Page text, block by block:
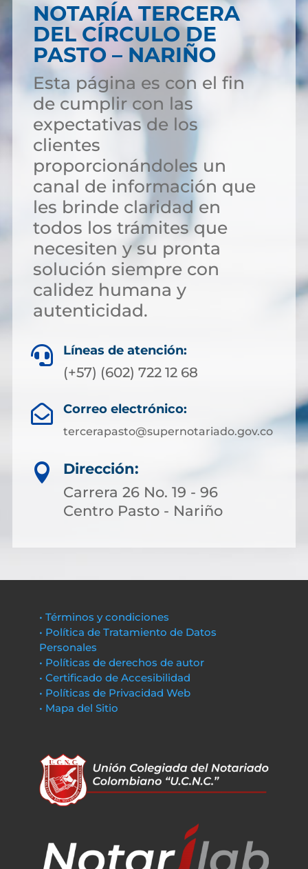
NOTARÍA TERCERA
DEL CÍRCULO DE
PASTO – NARIÑO
Esta página es con el fin
de cumplir con las
expectativas de los
clientes
proporcionándoles un
canal de información que
les brinde claridad en
todos los trámites que
necesiten y su pronta
solución siempre con
calidez humana y
autenticidad.
 Líneas de atención:
(+57) (602) 722 12 68
 Correo electrónico:
tercerapasto@supernotariado.gov.co

Dirección:
Carrera 26 No. 19 - 96
Centro Pasto - Nariño
• Términos y condiciones
• Política de Tratamiento de Datos
Personales
• Políticas de derechos de autor
• Certificado de Accesibilidad
• Políticas de Privacidad Web
• Mapa del Sitio